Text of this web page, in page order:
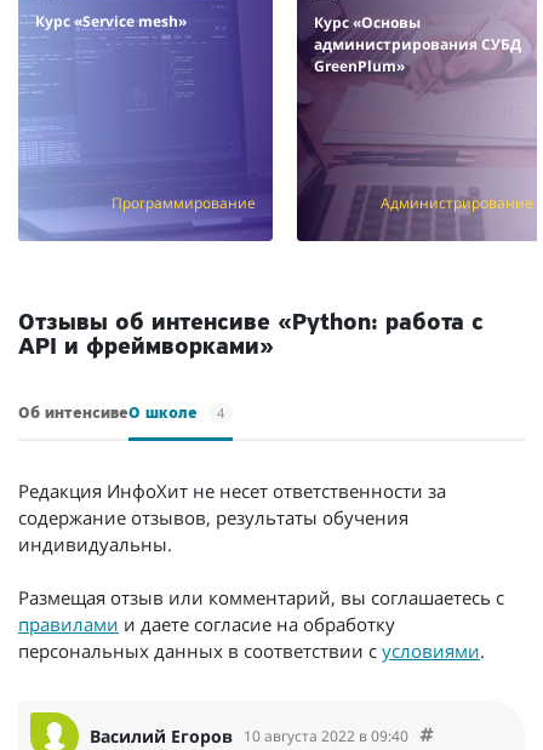
Курс «Service mesh»
Программирование
Курс «Основы
администрирования СУБД
GreenPlum»
Администрирование
Отзывы об интенсиве «Python: работа с
API и фреймворками»
Об интенсивеО школе 4
Редакция ИнфоХит не несет ответственности за
содержание отзывов, результаты обучения
индивидуальны.
Размещая отзыв или комментарий, вы соглашаетесь с
правилами и даете согласие на обработку
персональных данных в соответствии с условиями.
Василий Егоров 10 августа 2022 в 09:40